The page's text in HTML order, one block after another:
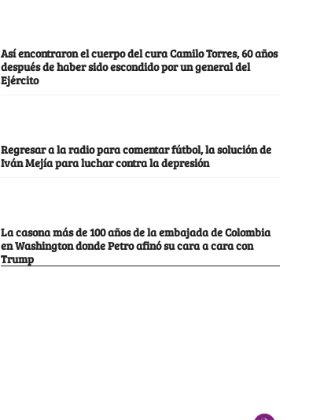
Así encontraron el cuerpo del cura Camilo Torres, 60 años
después de haber sido escondido por un general del
Ejército
Regresar a la radio para comentar fútbol, la solución de
Iván Mejía para luchar contra la depresión
La casona más de 100 años de la embajada de Colombia
en Washington donde Petro afinó su cara a cara con
Trump